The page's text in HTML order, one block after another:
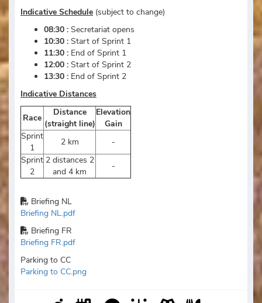
Indicative Schedule (subject to change)
08:30 : Secretariat opens
10:30 : Start of Sprint 1
11:30 : End of Sprint 1
12:00 : Start of Sprint 2
13:30 : End of Sprint 2
Indicative Distances
Race
Distance
(straight line)
Elevation
Gain
Sprint
1
2 km
-
Sprint
2
2 distances 2
and 4 km
-
Briefing NL
Briefing NL.pdf
Briefing FR
Briefing FR.pdf
Parking to CC
Parking to CC.png